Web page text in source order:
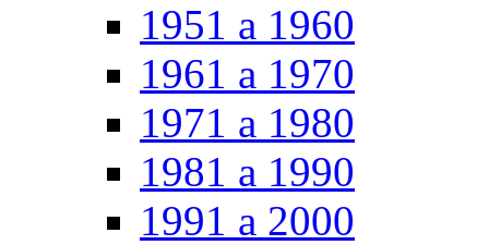
1951 a 1960
1961 a 1970
1971 a 1980
1981 a 1990
1991 a 2000